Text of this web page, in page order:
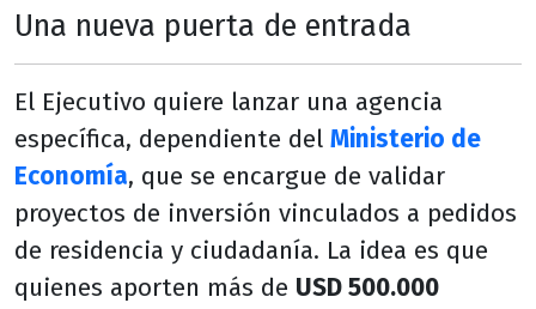
Una nueva puerta de entrada
El Ejecutivo quiere lanzar una agencia
específica, dependiente del Ministerio de
Economía, que se encargue de validar
proyectos de inversión vinculados a pedidos
de residencia y ciudadanía. La idea es que
quienes aporten más de USD 500.000